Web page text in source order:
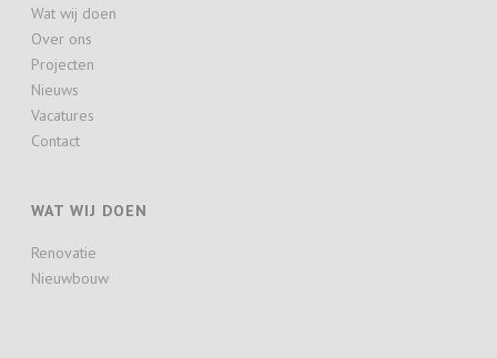
Wat wij doen
Over ons
Projecten
Nieuws
Vacatures
Contact
WAT WIJ DOEN
Renovatie
Nieuwbouw